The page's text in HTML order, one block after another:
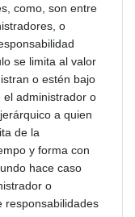
como, son entre
o
se limita al valor
o estén bajo
el administrador o
a quien
de la
y forma con
hace caso
o
responsabilidades